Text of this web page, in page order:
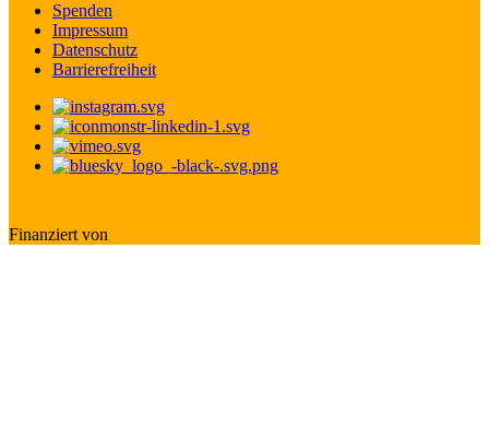
Spenden
Impressum
Datenschutz
Barrierefreiheit
Finanziert von